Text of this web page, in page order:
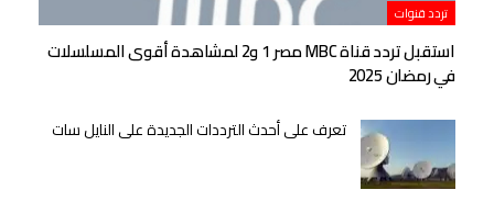
تردد قنوات
استقبل تردد قناة MBC مصر 1 و2 لمشاهدة أقوى المسلسلات
في رمضان 2025
تعرف على أحدث الترددات الجديدة على النايل سات